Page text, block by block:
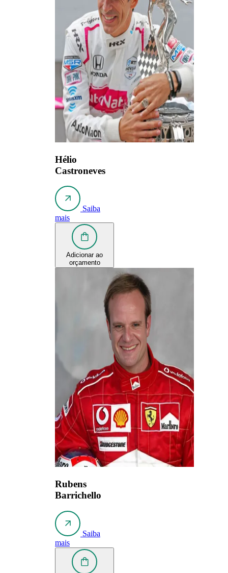
Hélio
Castroneves
Saiba
mais
Adicionar ao
orçamento
Rubens
Barrichello
Saiba
mais